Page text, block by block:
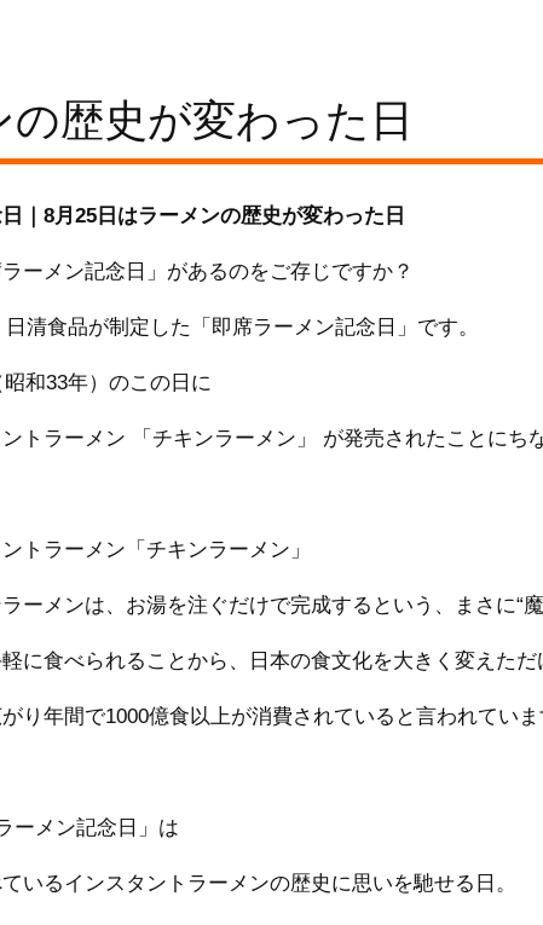
の歴史が変わった日
｜ 8月 25 日はラーメンの歴史が変わった日
ーメン記念日」があるのをご存じですか？
清食品が制定した「即席ラーメン記念日」です。
和33年）のこの日に
トラーメン 「チキンラーメン」 が発売されたことにち
トラーメン「チキンラーメン」
ーメンは、お湯を注ぐだけで完成するという、まさに“魔
に食べられることから、日本の食文化を大きく変えただ
り年間で1000億食以上が消費されていると言われていま
ーメン記念日」は
いるインスタントラーメンの歴史に思いを馳せる日。